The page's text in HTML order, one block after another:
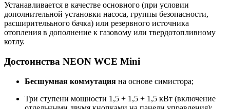
Устанавливается в качестве основного (при условии
дополнительной установки насоса, группы безопасности,
расширителььного бачка) или резервного источника
отопления в дополнение к газовому или твердотопливному
котлу.
Достоинства NEON WCE Mini
Бесшумная коммутация на основе симистора;
Три ступени мощности 1,5 + 1,5 + 1,5 кВт (включение